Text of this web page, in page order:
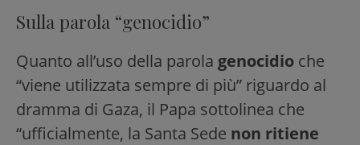
Sulla parola “genocidio”
Quanto all’uso della parola genocidio che
“viene utilizzata sempre di più” riguardo al
dramma di Gaza, il Papa sottolinea che
“ufficialmente, la Santa Sede non ritiene